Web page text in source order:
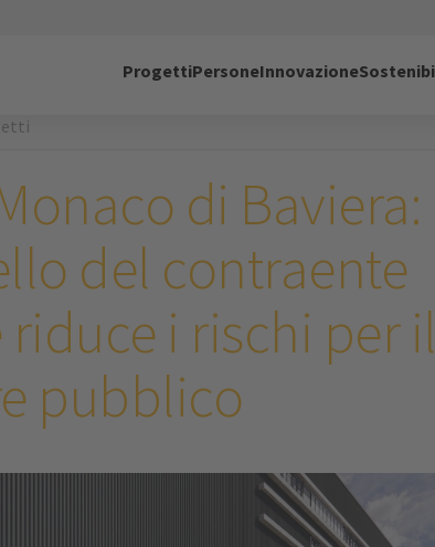
ProgettiPersoneInnovazione
di Baviera:
del contraente
i rischi per
pubblico